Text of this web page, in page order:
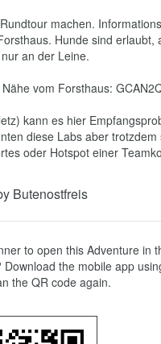
machen.
Hunde sind erlaubt,
an der Leine.
vom Forsthaus:
kann es hier
diese Labs aber trotzdem
Butenostfreis
to open this Adventure in
the mobile app
the QR code again.